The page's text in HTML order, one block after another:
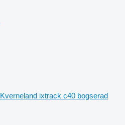
Kverneland ixtrack c40 bogserad